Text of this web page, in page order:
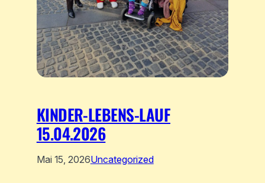
KINDER-LEBENS-LAUF
15.04.2026
Mai 15, 2026Uncategorized